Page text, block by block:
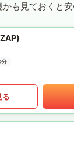
も見ておくと安
分
る